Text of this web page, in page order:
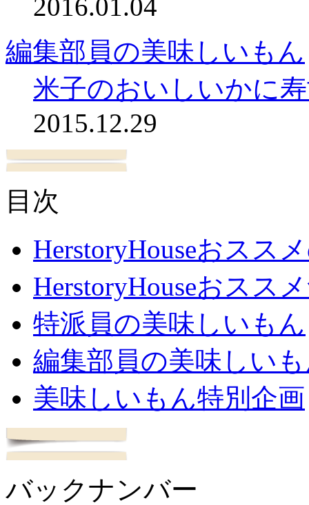
2016.01.04
編集部員の美味しいもん
米子のおいしいかに
2015.12.29
目次
HerstoryHouseおスス
HerstoryHouseおスス
特派員の美味しいもん
編集部員の美味しい
美味しいもん特別企画
バックナンバー